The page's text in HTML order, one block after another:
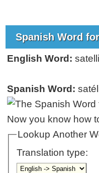
Spanish Word
English Word:
Spanish Word:
Now you know how
Lookup Another
Translation type: